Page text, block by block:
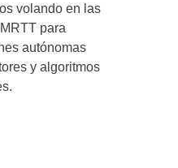
volando en las
para
autónomas
y algoritmos